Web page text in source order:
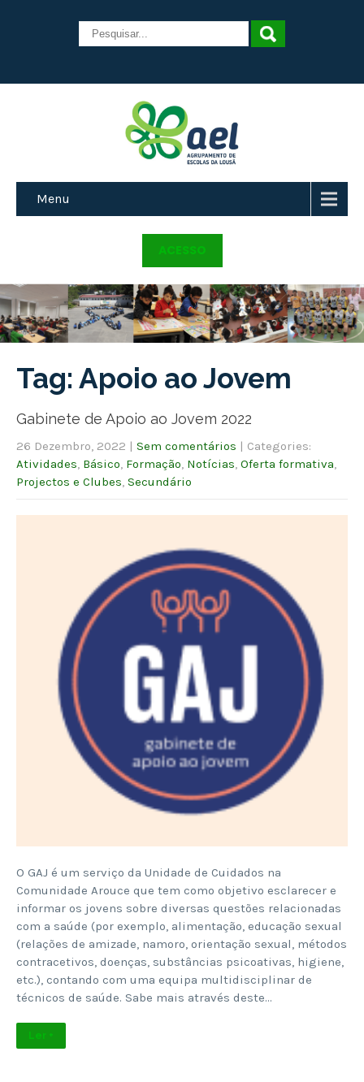
Menu
ACESSO
Tag: Apoio ao Jovem
Gabinete de Apoio ao Jovem 2022
26 Dezembro, 2022 | Sem comentários | Categories:
Atividades Básico Formação Notícias Oferta formativa
Projectos e Clubes Secundário
O GAJ é um serviço da Unidade de Cuidados na
Comunidade Arouce que tem como objetivo esclarecer e
informar os jovens sobre diversas questões relacionadas
com a saúde (por exemplo, alimentação, educação sexual
(relações de amizade, namoro, orientação sexual, métodos
contracetivos, doenças, substâncias psicoativas, higiene,
etc.), contando com uma equipa multidisciplinar de
técnicos de saúde. Sabe mais através deste…
Ler +